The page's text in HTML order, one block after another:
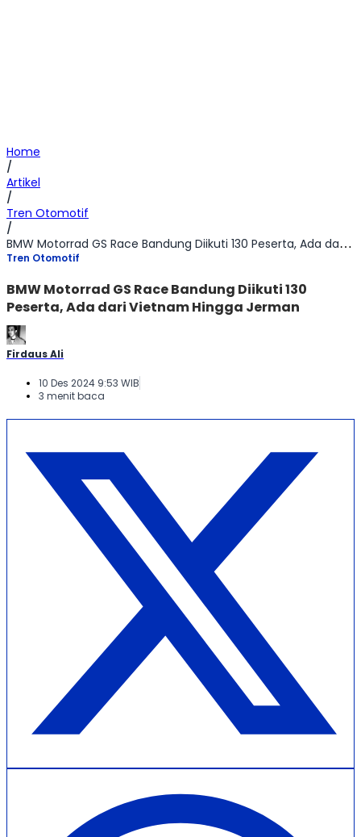
Home
/
Artikel
/
Tren Otomotif
/
BMW Motorrad GS Race Bandung Diikuti 130 Peserta, Ada dari Vietnam Hingga Jerman
Tren Otomotif
BMW Motorrad GS Race Bandung Diikuti 130
Peserta, Ada dari Vietnam Hingga Jerman
Firdaus Ali
10 Des 2024 9:53 WIB
3 menit baca